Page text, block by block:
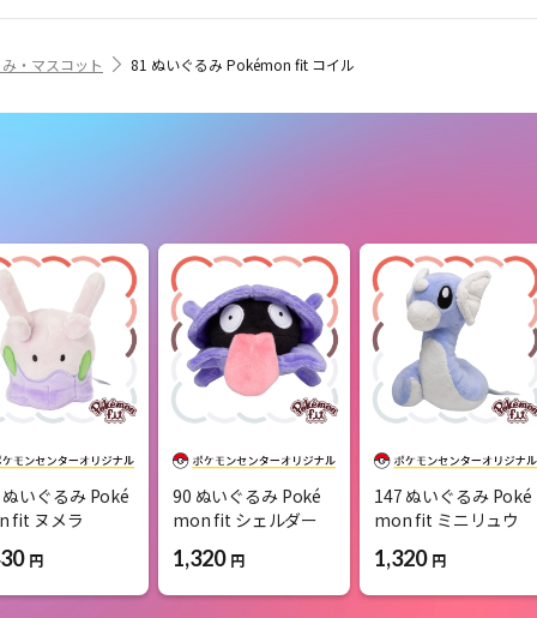
・マスコット 81 ぬいぐるみ Pokémon fit コイル
いぐるみ Poké
fit ヌメラ
円
90 ぬいぐるみ Poké
mon fit シェルダー
1,320 円
147 ぬいぐるみ Poké
mon fit ミニリュウ
1,320 円